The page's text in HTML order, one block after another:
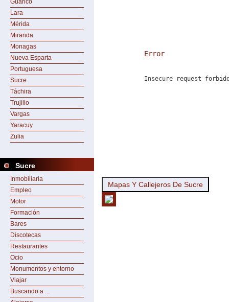
Guárico
Lara
Mérida
Miranda
Monagas
Nueva Esparta
Portuguesa
Sucre
Táchira
Trujillo
Vargas
Yaracuy
Zulia
Sucre
Inmobiliaria
Empleo
Motor
Formación
Bares
Discotecas
Restaurantes
Ocio
Monumentos y entorno
Viajar
Buscando a ...
Error
Insecure request
Mapas Y Callejeros De Sucre